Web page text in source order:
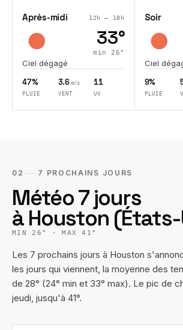
Après-midi 12h – 18h
33°
min26°
Ciel dégagé
47%
PLUIE
3.6 m/s
VENT
11
UV
Soir
Ciel
9%
PLUIE
02 7 PROCHAINS JOURS
Météo 7 jours
àHouston (
MIN26 ° · MAX41 °
Les 7 prochains jours à Houston
les jours qui viennent, la moyenne des
de 28° (24° min et 33° max). Le pic de
jeudi, jusqu'à 41°.